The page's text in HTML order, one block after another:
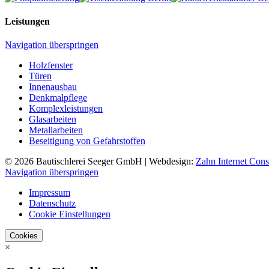
Leistungen
Navigation überspringen
Holzfenster
Türen
Innenausbau
Denkmalpflege
Komplexleistungen
Glasarbeiten
Metallarbeiten
Beseitigung von Gefahrstoffen
© 2026 Bautischlerei Seeger GmbH | Webdesign: Zahn Internet
Navigation überspringen
Impressum
Datenschutz
Cookie Einstellungen
Cookies
×